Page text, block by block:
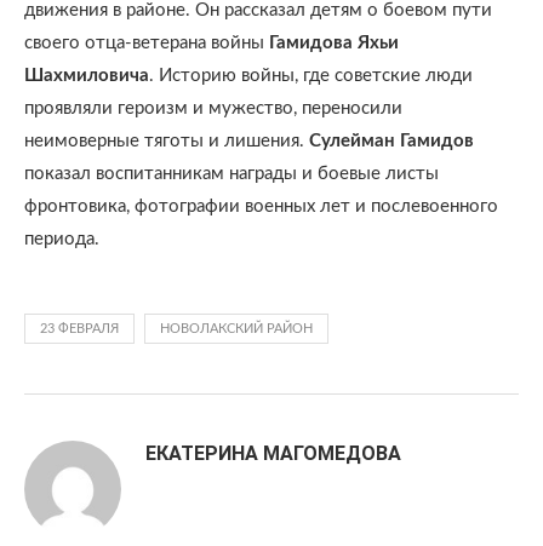
движения в районе. Он рассказал детям о боевом пути
своего отца-ветерана войны Гамидова Яхьи
Шахмиловича. Историю войны, где советские люди
проявляли героизм и мужество, переносили
неимоверные тяготы и лишения. Сулейман Гамидов
показал воспитанникам награды и боевые листы
фронтовика, фотографии военных лет и послевоенного
периода.
23 ФЕВРАЛЯ НОВОЛАКСКИЙ РАЙОН
ЕКАТЕРИНА МАГОМЕДОВА